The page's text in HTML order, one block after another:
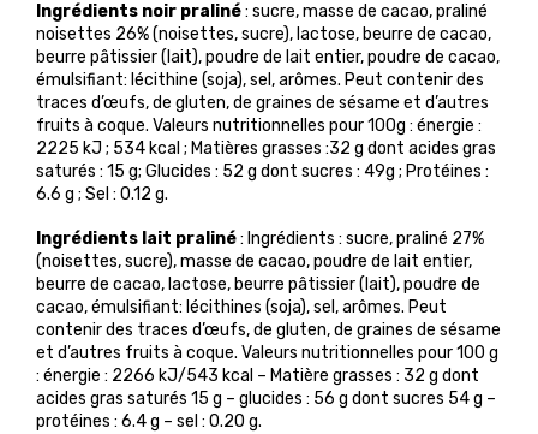
Ingrédients noir praliné: sucre, masse de cacao, praliné
noisettes 26% (noisettes, sucre), lactose, beurre de cacao,
beurre pâtissier (lait), poudre de lait entier, poudre de cacao,
émulsifiant: lécithine (soja), sel, arômes. Peut contenir des
traces d’œufs, de gluten, de graines de sésame et d’autres
fruits à coque. Valeurs nutritionnelles pour 100g : énergie :
2225 kJ ; 534 kcal ; Matières grasses :32 g dont acides gras
saturés : 15 g; Glucides : 52 g dont sucres : 49g ; Protéines :
6.6 g ; Sel : 0.12 g.
Ingrédients lait praliné: Ingrédients : sucre, praliné 27%
(noisettes, sucre), masse de cacao, poudre de lait entier,
beurre de cacao, lactose, beurre pâtissier (lait), poudre de
cacao, émulsifiant: lécithines (soja), sel, arômes. Peut
contenir des traces d’œufs, de gluten, de graines de sésame
et d’autres fruits à coque. Valeurs nutritionnelles pour 100 g
: énergie : 2266 kJ/543 kcal – Matière grasses : 32 g dont
acides gras saturés 15 g – glucides : 56 g dont sucres 54 g –
protéines : 6.4 g – sel : 0.20 g.